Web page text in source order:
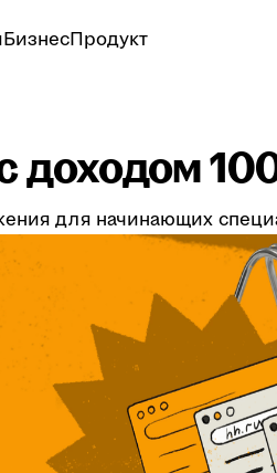
БизнесПродукт
доходом
для начинающих